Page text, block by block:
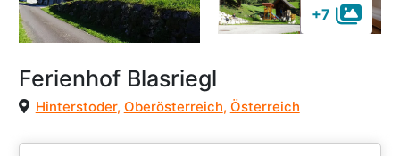
+7
Ferienhof Blasriegl
Hinterstoder, Oberösterreich, Österreich